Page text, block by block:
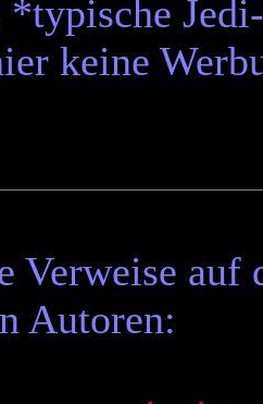
keine
Verweise auf
Autoren: